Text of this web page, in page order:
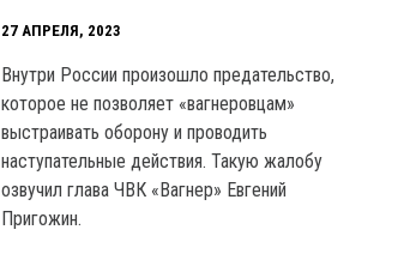
27 АПРЕЛЯ, 2023
Внутри России произошло предательство,
которое не позволяет «вагнеровцам»
выстраивать оборону и проводить
наступательные действия. Такую жалобу
озвучил глава ЧВК «Вагнер» Евгений
Пригожин.